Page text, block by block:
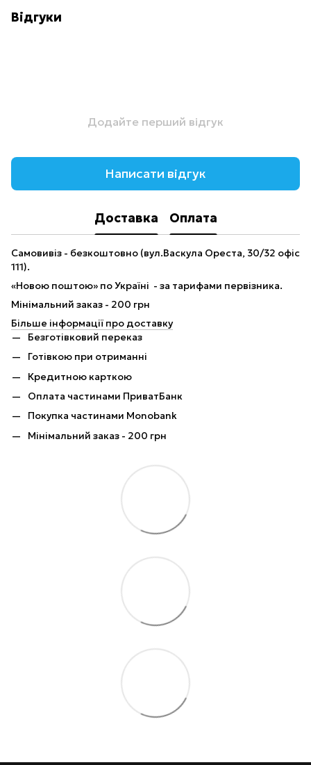
Відгуки
Додайте перший відгук
Написати відгук
Доставка Оплата
Самовивіз - безкоштовно (вул.Васкула Ореста, 30/32 офіс
111).
«Новою поштою» по Україні - за тарифами первізника.
Мінімальний заказ - 200 грн
Більше інформації про доставку
Безготівковий переказ
Готівкою при отриманні
Кредитною карткою
Оплата частинами ПриватБанк
Покупка частинами Monobank
Мінімальний заказ - 200 грн